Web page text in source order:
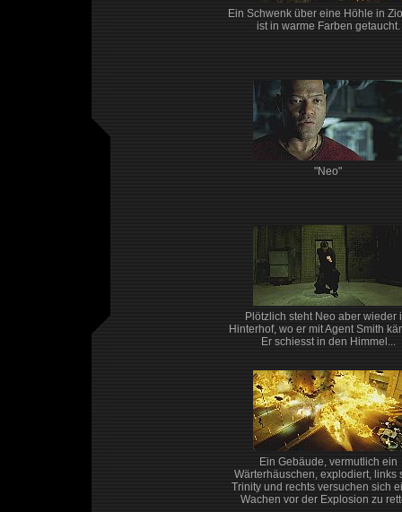
Ein Schwenk über eine Höhle in
ist in warme Farben getaucht.
"Neo"
Plötzlich steht Neo aber wieder
Hinterhof, wo er mit Agent Smith
Er schiesst in den Himmel...
Ein Gebäude, vermutlich ein
Wärterhäuschen, explodiert, links
Trinity und rechts versuchen sich
Wachen vor der Explosion zu